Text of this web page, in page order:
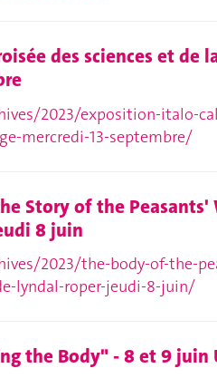
des sciences et de
2023/exposition-italo-
mercredi-13-septembre/
Story of the Peasants'
8 juin
2023/the-body-of-the-
lyndal-roper-jeudi-8-juin/
the Body" - 8 et 9 juin